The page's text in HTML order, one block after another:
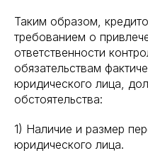
Таким образом,
требованием о
ответственности
обязательствам
юридического лица,
обстоятельства:
1) Наличие и размер
юридического лица.